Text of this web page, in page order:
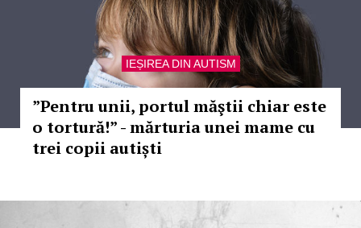
IEȘIREA DIN AUTISM
”Pentru unii, portul măştii chiar este
o tortură!” - mărturia unei mame cu
trei copii autiști